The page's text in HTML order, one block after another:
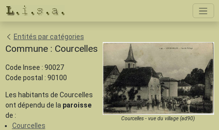
Entités par catégories
Courcelles - vue du village (ad90)
Commune : Courcelles
Code Insee : 90027
Code postal : 90100
Les habitants de Courcelles
ont dépendu de la paroisse
de :
Courcelles